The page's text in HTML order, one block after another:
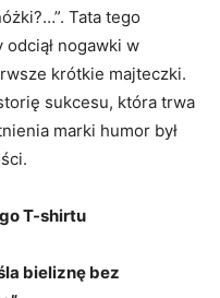
Tata tego
nogawki w
krótkie majteczki.
sukcesu, która trwa
marki humor był
T-shirtu
bieliznę bez